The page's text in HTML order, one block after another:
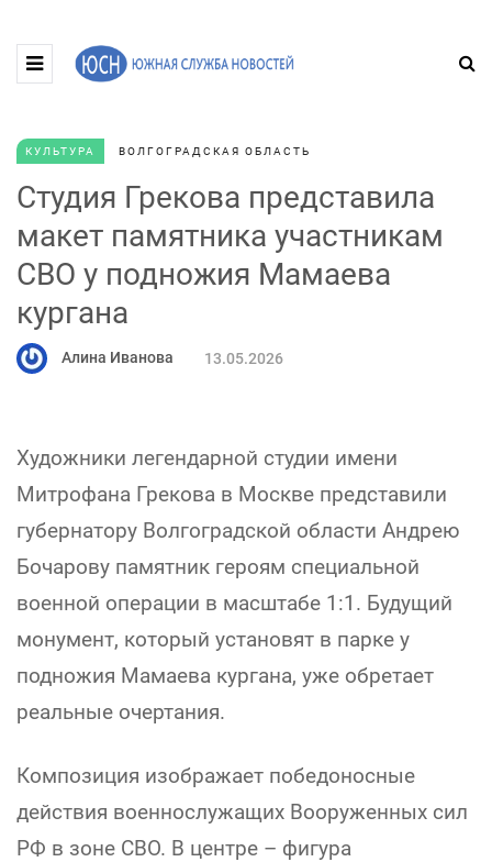
КУЛЬТУРА ВОЛГОГРАДСКАЯ ОБЛАСТЬ
Студия Грекова представила
макет памятника участникам
СВО у подножия Мамаева
кургана
Алина Иванова 13.05.2026
Художники легендарной студии имени
Митрофана Грекова в Москве представили
губернатору Волгоградской области Андрею
Бочарову памятник героям специальной
военной операции в масштабе 1:1. Будущий
монумент, который установят в парке у
подножия Мамаева кургана, уже обретает
реальные очертания.
Композиция изображает победоносные
действия военнослужащих Вооруженных сил
РФ в зоне СВО. В центре – фигура